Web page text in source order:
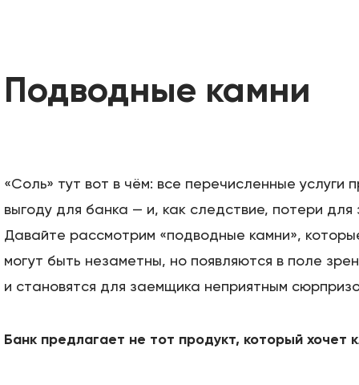
Подводные камни
«Соль» тут вот в чём: все перечисленные услуги
выгоду для банка — и, как следствие, потери
Давайте рассмотрим «подводные камни»,
могут быть незаметны, но появляются в поле
и становятся для заемщика неприятным
Банк предлагает не тот продукт, который хочет